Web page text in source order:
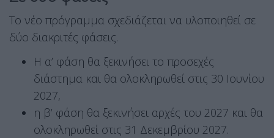
Το νέο πρόγραμμα σχεδιάζεται να υλοποιηθεί σε
δύο διακριτές φάσεις.
Η α’ φάση θα ξεκινήσει το προσεχές
διάστημα και θα ολοκληρωθεί στις 30 Ιουνίου
2027,
η β’ φάση θα ξεκινήσει αρχές του 2027 και θα
ολοκληρωθεί στις 31 Δεκεμβρίου 2027.